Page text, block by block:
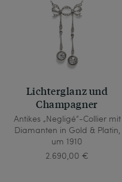
Lichterglanz und
Champagner
Antikes „Negligé“-Collier mit
Diamanten in Gold & Platin,
um 1910
2.690,00 €